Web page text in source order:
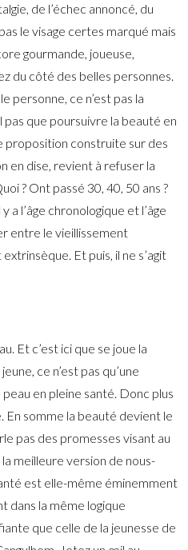
de l’échec annoncé, du
le visage certes marqué mais
gourmande, joueuse,
du côté des belles personnes.
personne, ce n’est pas la
que poursuivre la beauté en
proposition construite sur des
en dise, revient à refuser la
? Ont passé 30, 40, 50 ans ?
a l’âge chronologique et l’âge
entre le vieillissement
Et puis, il ne s’agit
Et c’est ici que se joue la
ce n’est pas qu’une
en pleine santé. Donc plus
En somme la beauté devient le
pas des promesses visant au
meilleure version de nous-
est elle-même éminemment
dans la même logique
que celle de la jeunesse de